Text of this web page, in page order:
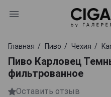
Главная Пиво Чехия
Пиво Карловец
фильтрованное
Оставить отзыв